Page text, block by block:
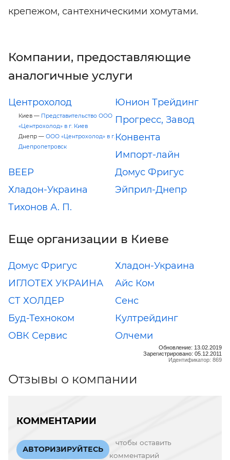
крепежом, сантехническими хомутами.
Компании, предоставляющие
аналогичные услуги
Центрохолод
Киев — Представительство ООО
«Центрохолод» в г. Киев
Днепр — ООО «Центрохолод» в г.
Днепропетровск
Юнион Трейдинг
Прогресс, Завод
Конвента
Импорт-лайн
ВЕЕР
Домус Фригус
Хладон-Украина
Эйприл-Днепр
Тихонов А. П.
Еще организации в Киеве
Домус Фригус
Хладон-Украина
ИГЛОТЕХ УКРАИНА
Айс Ком
СТ ХОЛДЕР
Сенс
Буд-Техноком
Култрейдинг
ОВК Сервис
Олчеми
Обновление: 13.02.2019
Зарегистрировано: 05.12.2011
Идентификатор: 869
Отзывы о компании
КОММЕНТАРИИ
АВТОРИЗИРУЙТЕСЬ
чтобы оставить
комментарий